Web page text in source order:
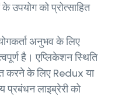
उपयोग को प्रोत्साहित
अनुभव के लिए
है। एप्लिकेशन स्थिति
करने के लिए Redux या
लाइब्रेरी को